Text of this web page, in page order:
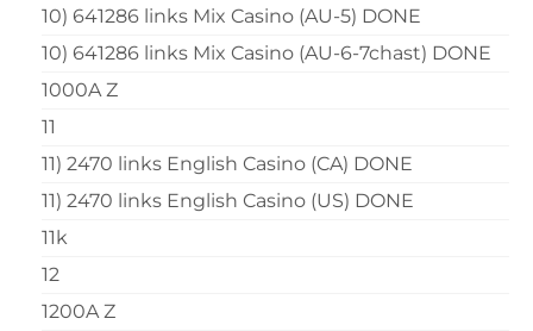
10) 641286 links Mix Casino (AU-5) DONE
10) 641286 links Mix Casino (AU-6-7chast) DONE
1000A Z
11
11) 2470 links English Casino (CA) DONE
11) 2470 links English Casino (US) DONE
11k
12
1200A Z